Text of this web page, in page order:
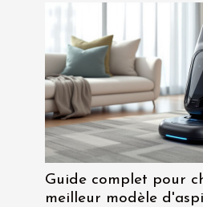
Guide complet pour
meilleur modèle